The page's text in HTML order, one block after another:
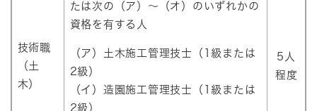
技術職
（土
木）
たは次の（ア）～（オ）のいずれかの
資格を有する人
（ア）土木施工管理技士（1級または
2級）
（イ）造園施工管理技士（1級または
2級）
5人
程度